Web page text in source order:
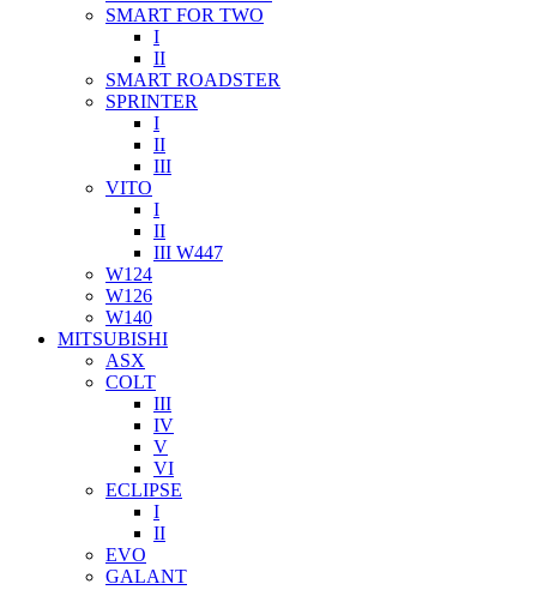
SMART FOR TWO
I
II
SMART ROADSTER
SPRINTER
I
II
III
VITO
I
II
III W447
W124
W126
W140
MITSUBISHI
ASX
COLT
III
IV
V
VI
ECLIPSE
I
II
EVO
GALANT